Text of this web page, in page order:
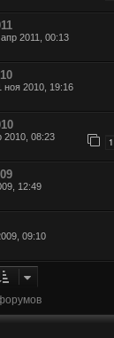
2011, 00:13
ноя 2010, 19:16
2010, 08:23 1
12:49
09:10